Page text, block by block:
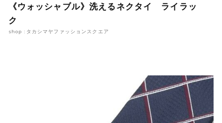
《ウォッシャブル》洗えるネクタイ ライラッ
ク
shop :タカシマヤファッションスクエア